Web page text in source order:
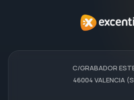
C/GRABADOR
46004 VALENCIA